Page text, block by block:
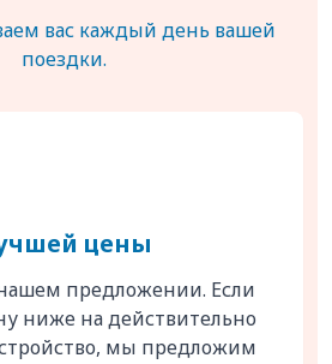
вас каждый день вашей
поездки.
цены
предложении. Если
ниже на действительно
мы предложим